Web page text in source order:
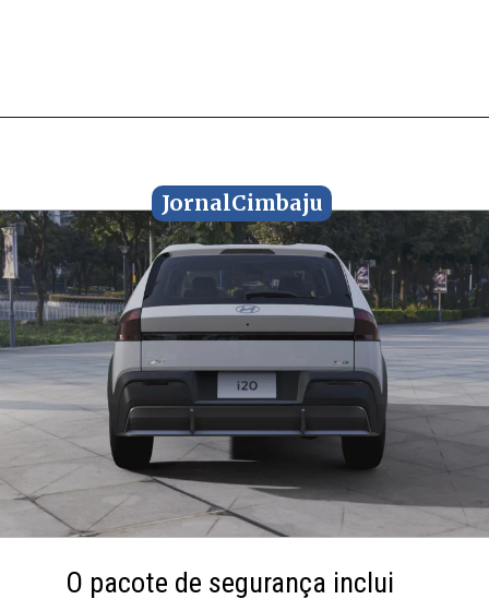
O pacote de segurança inclui
O pacote de segurança inclui
JornalCimbaju
JornalCimbaju